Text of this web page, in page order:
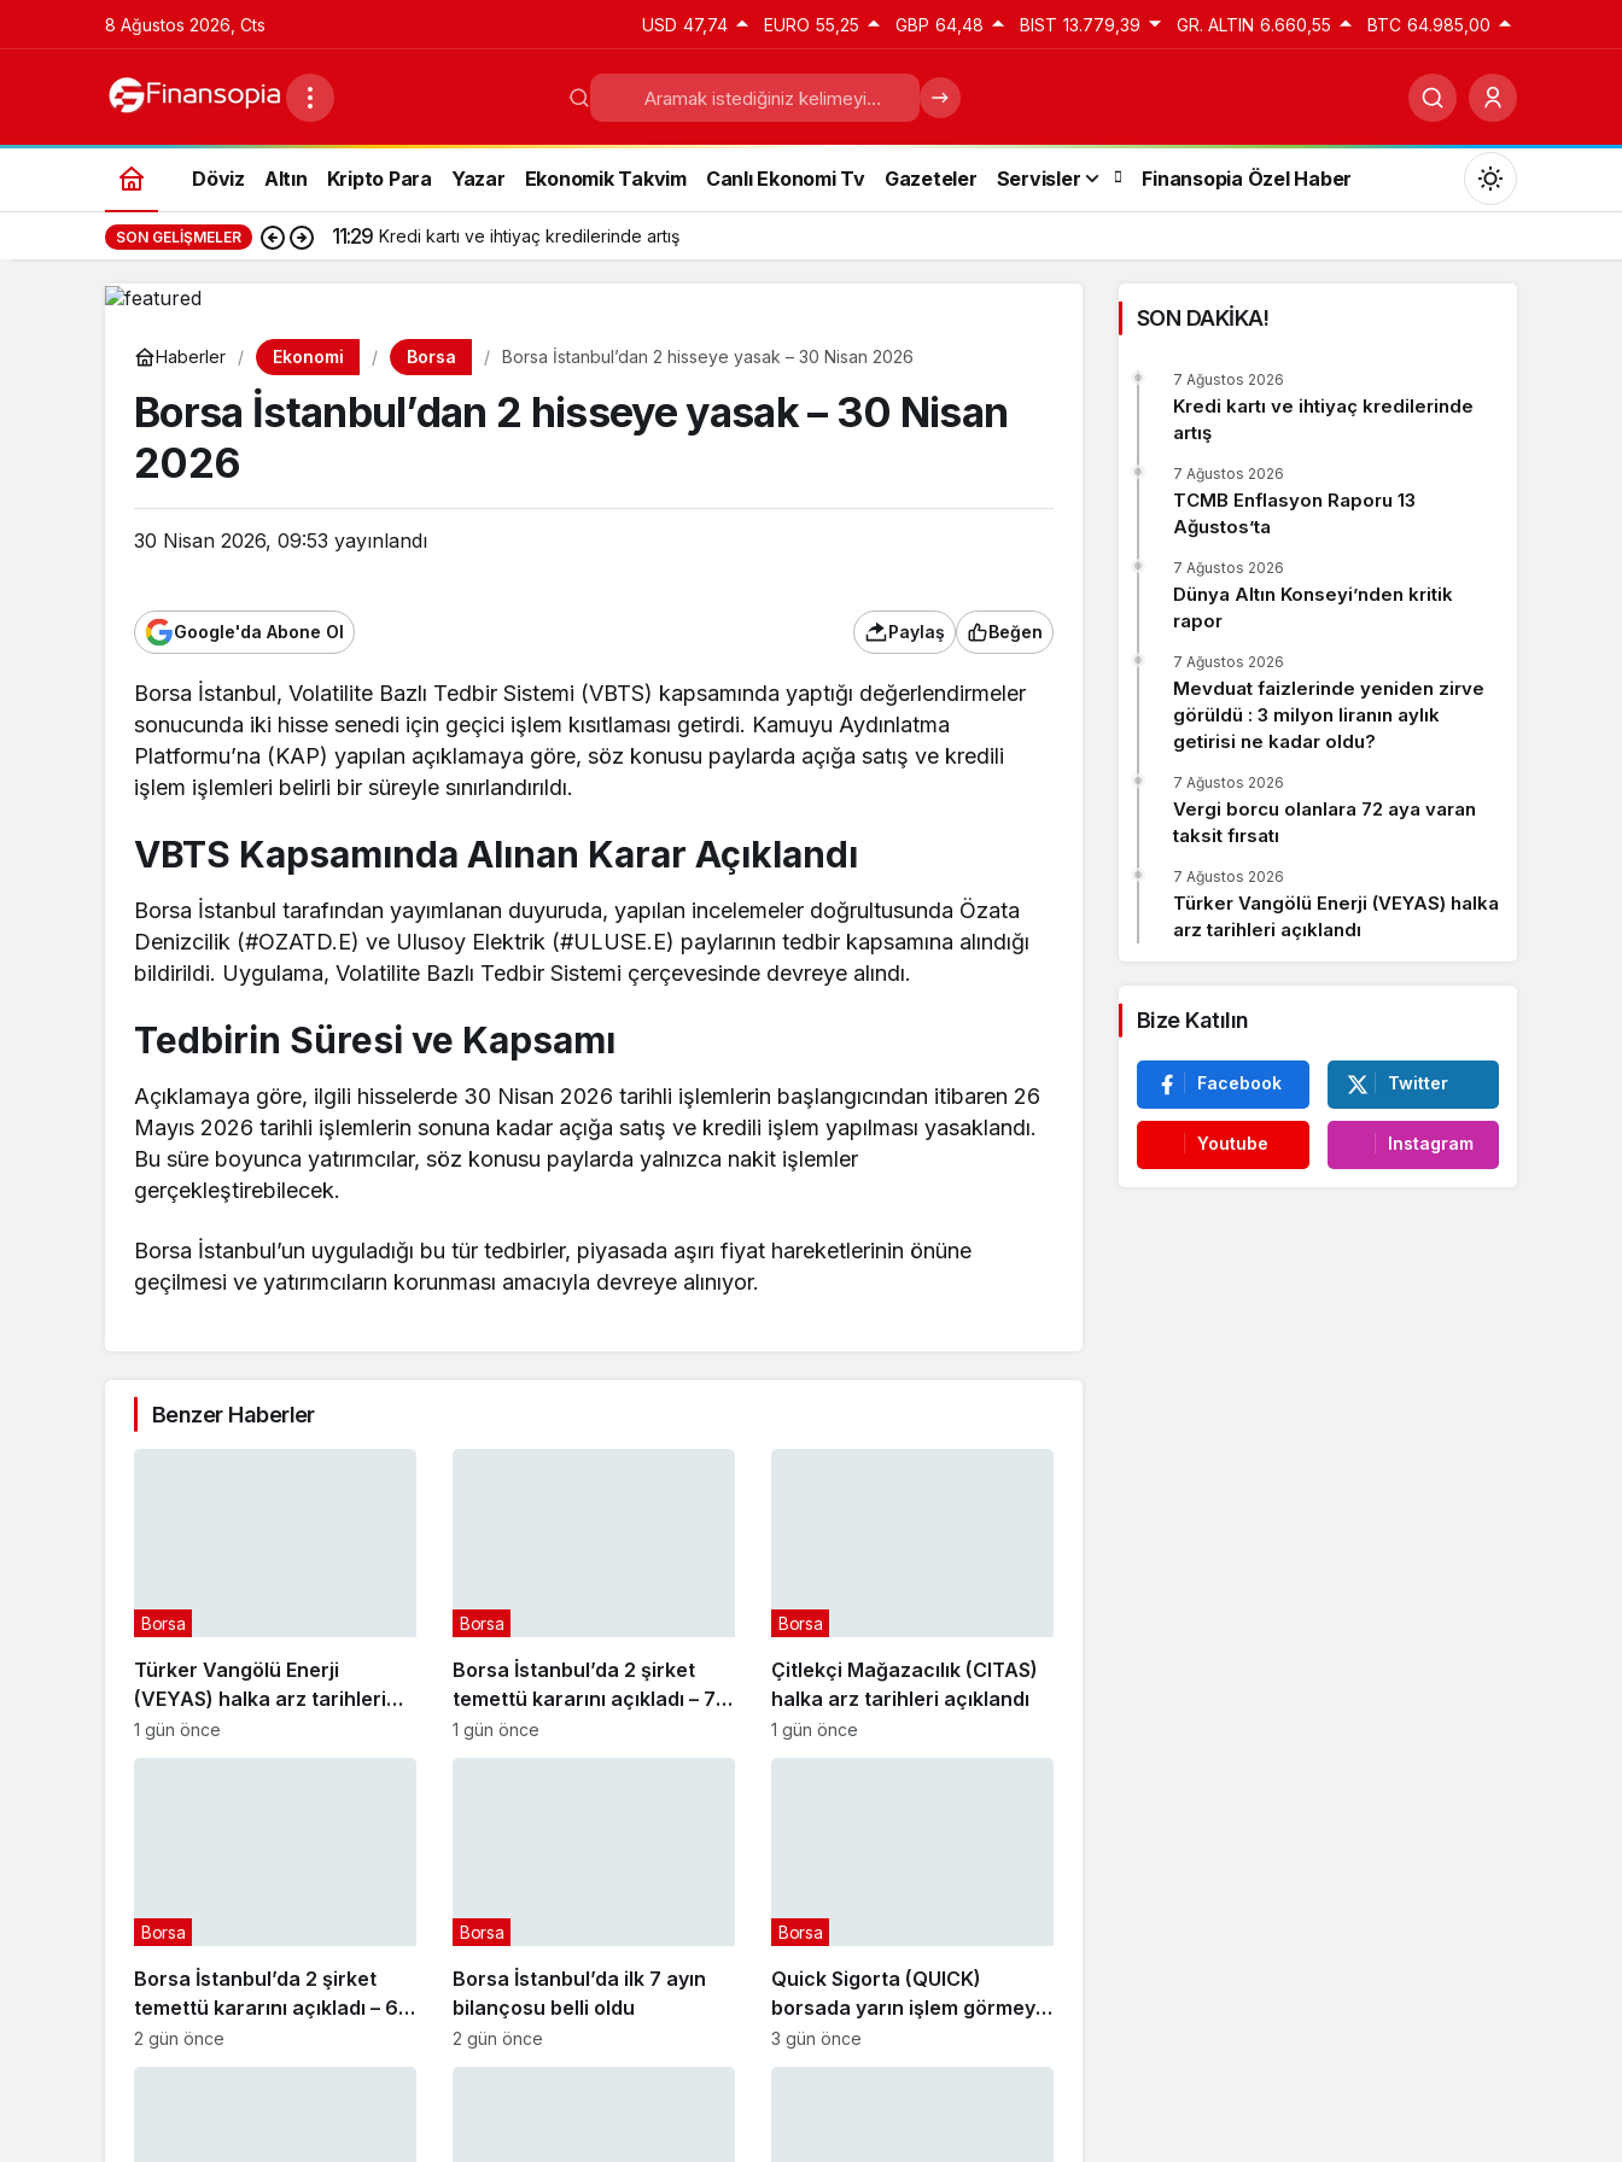
8 Ağustos 2026, Cts USD 47,74 EURO 55,25 GBP 64,48 BIST 13.779,39 GR. ALTIN 6.660,55 BTC 64.985,00
Döviz Altın Kripto Para Yazar Ekonomik Takvim Canlı Ekonomi Tv Gazeteler Servisler Finansopia Özel Haber
Gündüz modunu seçin.
Gece Modu
Gece modunu seçin.
Sistem Modu
Sistem modunu seçin.
SON GELIŞMELER 11:29 Kredi kartı ve ihtiyaç kredilerinde artış
Haberler Ekonomi Borsa Borsa İstanbul’dan 2 hisseye yasak – 30 Nisan 2026
Borsa İstanbul’dan 2 hisseye yasak – 30 Nisan
2026
30 Nisan 2026, 09:53 yayınlandı
Google'da Abone Ol Paylaş Beğen
Borsa İstanbul, Volatilite Bazlı Tedbir Sistemi (VBTS) kapsamında yaptığı değerlendirmeler
sonucunda iki hisse senedi için geçici işlem kısıtlaması getirdi. Kamuyu Aydınlatma
Platformu’na (KAP) yapılan açıklamaya göre, söz konusu paylarda açığa satış ve kredili
işlem işlemleri belirli bir süreyle sınırlandırıldı.
VBTS Kapsamında Alınan Karar Açıklandı
Borsa İstanbul tarafından yayımlanan duyuruda, yapılan incelemeler doğrultusunda Özata
Denizcilik (#OZATD.E) ve Ulusoy Elektrik (#ULUSE.E) paylarının tedbir kapsamına alındığı
bildirildi. Uygulama, Volatilite Bazlı Tedbir Sistemi çerçevesinde devreye alındı.
Tedbirin Süresi ve Kapsamı
Açıklamaya göre, ilgili hisselerde 30 Nisan 2026 tarihli işlemlerin başlangıcından itibaren 26
Mayıs 2026 tarihli işlemlerin sonuna kadar açığa satış ve kredili işlem yapılması yasaklandı.
Bu süre boyunca yatırımcılar, söz konusu paylarda yalnızca nakit işlemler
gerçekleştirebilecek.
Borsa İstanbul’un uyguladığı bu tür tedbirler, piyasada aşırı fiyat hareketlerinin önüne
geçilmesi ve yatırımcıların korunması amacıyla devreye alınıyor.
Benzer Haberler
Türker Vangölü Enerji
(VEYAS) halka arz tarihleri
açıklandı
Borsa
1 gün önce
Borsa İstanbul’da 2 şirket
temettü kararını açıkladı – 7
Ağustos 2026
Borsa
1 gün önce
Çitlekçi Mağazacılık (CITAS)
halka arz tarihleri açıklandı
Borsa
1 gün önce
Borsa İstanbul’da 2 şirket
temettü kararını açıkladı – 6
Ağustos 2026
Borsa
2 gün önce
Borsa İstanbul’da ilk 7 ayın
bilançosu belli oldu
Borsa
2 gün önce
Quick Sigorta (QUICK)
borsada yarın işlem görmeye
başlayacak
Borsa
3 gün önce
SON DAKİKA!
Kredi kartı ve ihtiyaç kredilerinde
artış
7 Ağustos 2026
TCMB Enflasyon Raporu 13
Ağustos’ta
7 Ağustos 2026
Dünya Altın Konseyi’nden kritik
rapor
7 Ağustos 2026
Mevduat faizlerinde yeniden zirve
görüldü : 3 milyon liranın aylık
getirisi ne kadar oldu?
7 Ağustos 2026
Vergi borcu olanlara 72 aya varan
taksit fırsatı
7 Ağustos 2026
Türker Vangölü Enerji (VEYAS) halka
arz tarihleri açıklandı
7 Ağustos 2026
Bize Katılın
Facebook Twitter
Youtube Instagram